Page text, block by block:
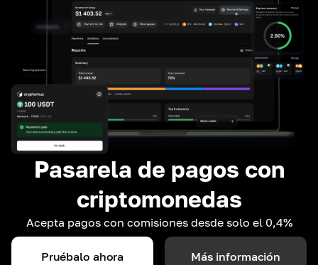
Pasarela de pagos con
criptomonedas
Acepta pagos con comisiones desde solo el 0,4%
Pruébalo ahora Más información